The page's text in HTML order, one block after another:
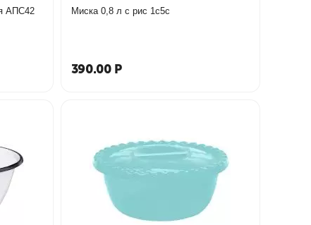
Миска -салатница 1,5 л средняя АПС42 Миска 0,8 л с рис 1с5с
390.00 Р